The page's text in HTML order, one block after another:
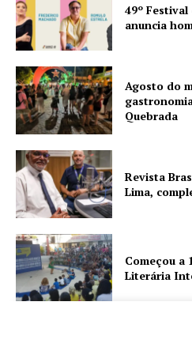
49º
anuncia
Agosto do
Quebrada
Revista
Lima,
Começou a
Literária